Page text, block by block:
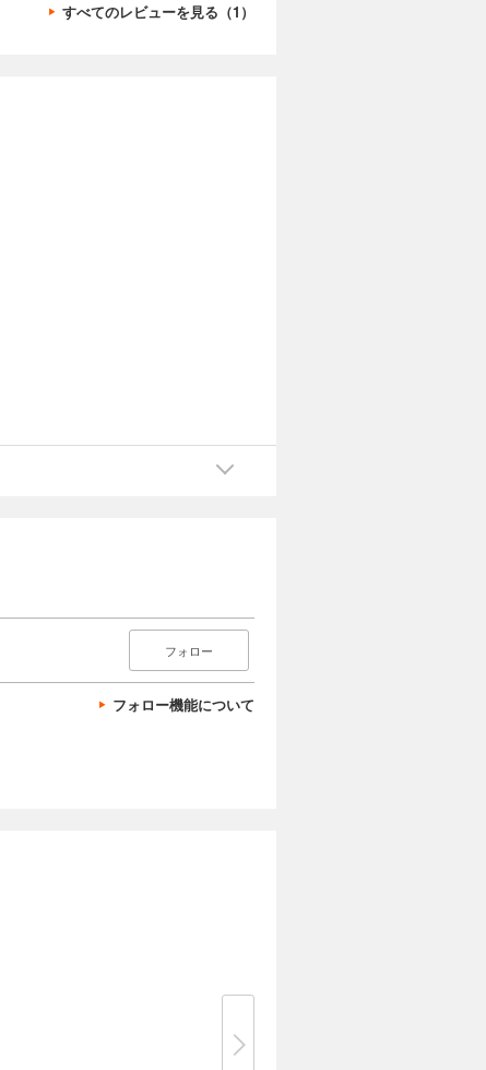
すべてのレビューを見る（1）
フォロー
フォロー機能について